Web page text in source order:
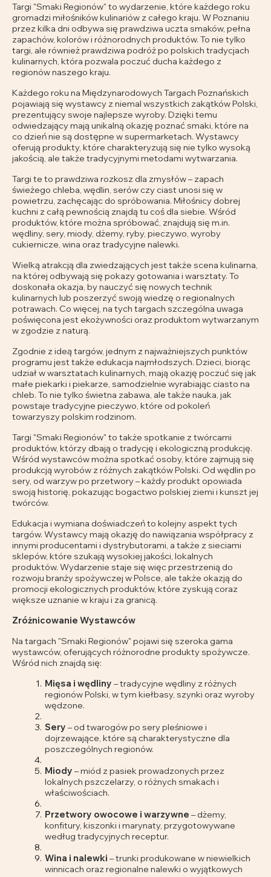
Targi "Smaki Regionów" to wydarzenie, które każdego roku
gromadzi miłośników kulinariów z całego kraju. W Poznaniu
przez kilka dni odbywa się prawdziwa uczta smaków, pełna
zapachów, kolorów i różnorodnych produktów. To nie tylko
targi, ale również prawdziwa podróż po polskich tradycjach
kulinarnych, która pozwala poczuć ducha każdego z
regionów naszego kraju.
Każdego roku na Międzynarodowych Targach Poznańskich
pojawiają się wystawcy z niemal wszystkich zakątków Polski,
prezentujący swoje najlepsze wyroby. Dzięki temu
odwiedzający mają unikalną okazję poznać smaki, które na
co dzień nie są dostępne w supermarketach. Wystawcy
oferują produkty, które charakteryzują się nie tylko wysoką
jakością, ale także tradycyjnymi metodami wytwarzania.
Targi te to prawdziwa rozkosz dla zmysłów – zapach
świeżego chleba, wędlin, serów czy ciast unosi się w
powietrzu, zachęcając do spróbowania. Miłośnicy dobrej
kuchni z całą pewnością znajdą tu coś dla siebie. Wśród
produktów, które można spróbować, znajdują się m.in.
wędliny, sery, miody, dżemy, ryby, pieczywo, wyroby
cukiernicze, wina oraz tradycyjne nalewki.
Wielką atrakcją dla zwiedzających jest także scena kulinarna,
na której odbywają się pokazy gotowania i warsztaty. To
doskonała okazja, by nauczyć się nowych technik
kulinarnych lub poszerzyć swoją wiedzę o regionalnych
potrawach. Co więcej, na tych targach szczególna uwaga
poświęcona jest ekożywności oraz produktom wytwarzanym
w zgodzie z naturą.
Zgodnie z ideą targów, jednym z najważniejszych punktów
programu jest także edukacja najmłodszych. Dzieci, biorąc
udział w warsztatach kulinarnych, mają okazję poczuć się jak
małe piekarki i piekarze, samodzielnie wyrabiając ciasto na
chleb. To nie tylko świetna zabawa, ale także nauka, jak
powstaje tradycyjne pieczywo, które od pokoleń
towarzyszy polskim rodzinom.
Targi "Smaki Regionów" to także spotkanie z twórcami
produktów, którzy dbają o tradycję i ekologiczną produkcję.
Wśród wystawców można spotkać osoby, które zajmują się
produkcją wyrobów z różnych zakątków Polski. Od wędlin po
sery, od warzyw po przetwory – każdy produkt opowiada
swoją historię, pokazując bogactwo polskiej ziemi i kunszt jej
twórców.
Edukacja i wymiana doświadczeń to kolejny aspekt tych
targów. Wystawcy mają okazję do nawiązania współpracy z
innymi producentami i dystrybutorami, a także z sieciami
sklepów, które szukają wysokiej jakości, lokalnych
produktów. Wydarzenie staje się więc przestrzenią do
rozwoju branży spożywczej w Polsce, ale także okazją do
promocji ekologicznych produktów, które zyskują coraz
większe uznanie w kraju i za granicą.
Zróżnicowanie Wystawców
Na targach "Smaki Regionów" pojawi się szeroka gama
wystawców, oferujących różnorodne produkty spożywcze.
Wśród nich znajdą się:
Mięsa i wędliny – tradycyjne wędliny z różnych
regionów Polski, w tym kiełbasy, szynki oraz wyroby
wędzone.
Sery – od twarogów po sery pleśniowe i
dojrzewające, które są charakterystyczne dla
poszczególnych regionów.
Miody – miód z pasiek prowadzonych przez
lokalnych pszczelarzy, o różnych smakach i
właściwościach.
Przetwory owocowe i warzywne – dżemy,
konfitury, kiszonki i marynaty, przygotowywane
według tradycyjnych receptur.
Wina i nalewki – trunki produkowane w niewielkich
winnicach oraz regionalne nalewki o wyjątkowych